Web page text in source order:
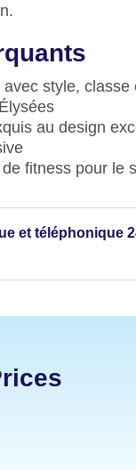
style, classe
au design
fitness pour le
et téléphonique